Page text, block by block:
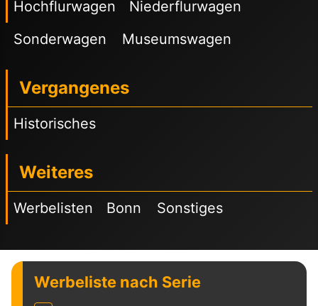
Hochflurwagen
Niederflurwagen
Sonderwagen
Museumswagen
Vergangenes
Historisches
Weiteres
Werbelisten Bonn Sonstiges
Werbeliste nach Serie